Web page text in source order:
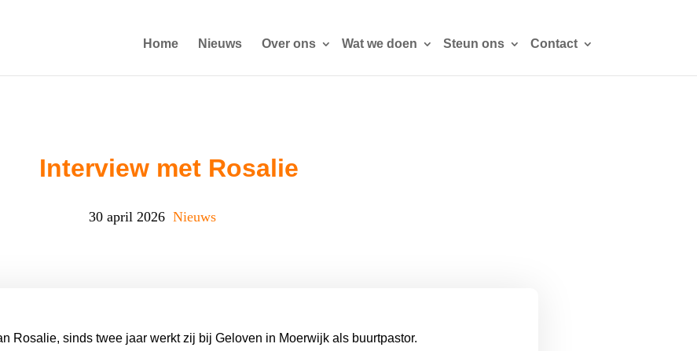
Home Nieuws Over ons Wat we doen Steun ons Contact
Interview met Rosalie
30 april 2026 Nieuws
Rosalie, sinds twee jaar werkt zij bij Geloven in Moerwijk als buurtpastor.